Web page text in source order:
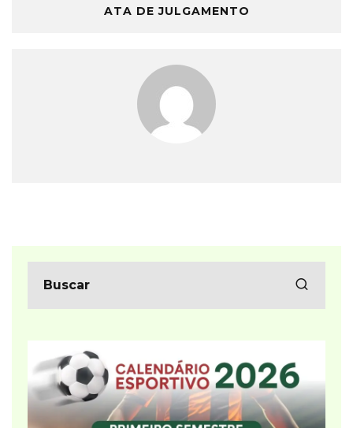
ATA DE JULGAMENTO